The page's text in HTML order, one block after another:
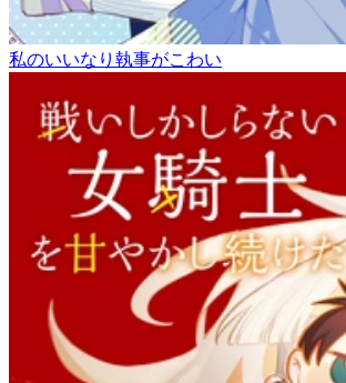
私のいいなり執事がこわい